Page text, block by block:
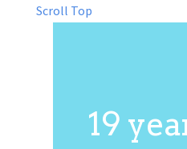
Scroll Top
19